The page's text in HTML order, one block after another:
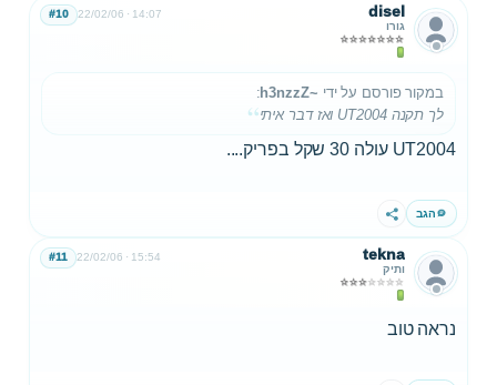
disel
גורו
22/02/06 14:07
#10
במקור פורסם על ידי ~h3nzzZ
:
לך תקנה UT2004 ואז דבר איתי
UT2004 עולה 30 שקל בפריק....
הגב שתף
tekna
ותיק
22/02/06 15:54
#11
נראה טוב